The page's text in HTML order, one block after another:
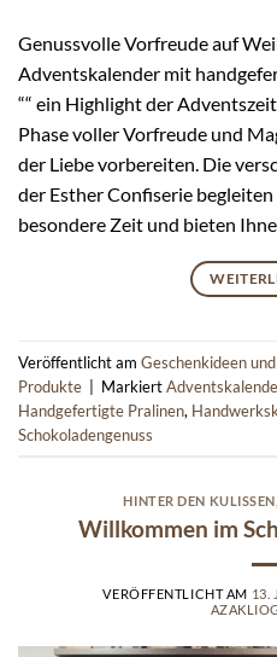
Genussvolle Vorfreude auf
Adventskalender mit
““ ein Highlight der
Phase voller Vorfreude und
der Liebe vorbereiten. Die
der Esther Confiserie
besondere Zeit und bieten
Veröffentlicht am Geschenkideen
Produkte
Markiert
Handgefertigte Pralinen,
Schokoladengenuss
HINTER DEN KULISSEN
Willkommen im
VERÖFFENTLICHT AM 13.